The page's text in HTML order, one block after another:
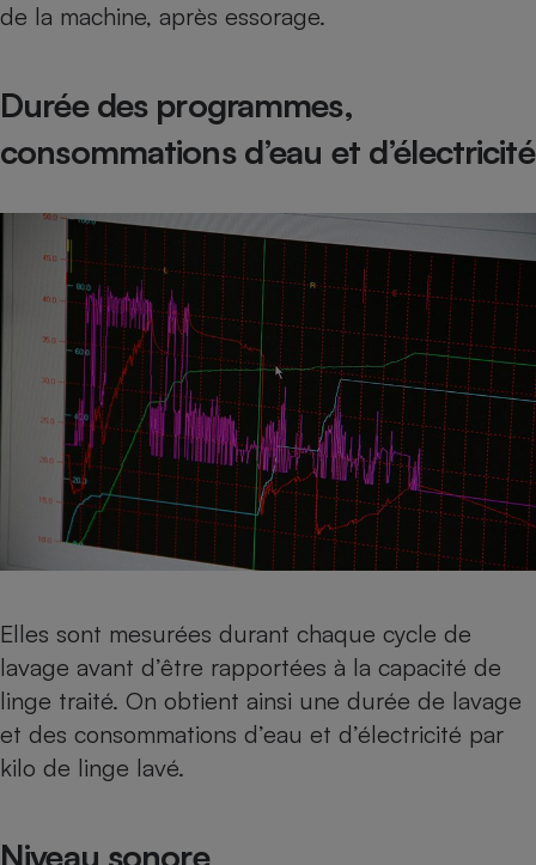
de la machine, après essorage.
Durée des programmes,
consommations d’eau et d’électricité
Elles sont mesurées durant chaque cycle de
lavage avant d’être rapportées à la capacité de
linge traité. On obtient ainsi une durée de lavage
et des consommations d’eau et d’électricité par
kilo de linge lavé.
Niveau sonore